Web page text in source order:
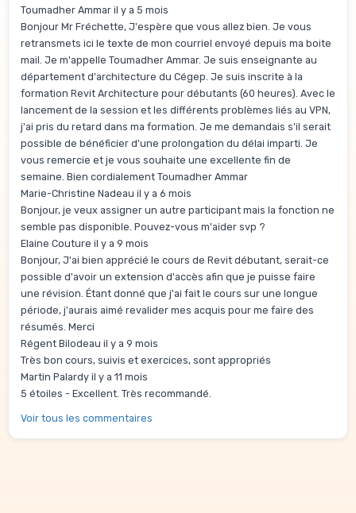
Toumadher Ammar il y a 5 mois
Bonjour Mr Fréchette, J'espère que vous allez bien. Je vous
retransmets ici le texte de mon courriel envoyé depuis ma boite
mail. Je m'appelle Toumadher Ammar. Je suis enseignante au
département d'architecture du Cégep. Je suis inscrite à la
formation Revit Architecture pour débutants (60 heures). Avec le
lancement de la session et les différents problèmes liés au VPN,
j'ai pris du retard dans ma formation. Je me demandais s'il serait
possible de bénéficier d'une prolongation du délai imparti. Je
vous remercie et je vous souhaite une excellente fin de
semaine. Bien cordialement Toumadher Ammar
Marie-Christine Nadeau il y a 6 mois
Bonjour, je veux assigner un autre participant mais la fonction ne
semble pas disponible. Pouvez-vous m'aider svp ?
Elaine Couture il y a 9 mois
Bonjour, J'ai bien apprécié le cours de Revit débutant, serait-ce
possible d'avoir un extension d'accès afin que je puisse faire
une révision. Étant donné que j'ai fait le cours sur une longue
période, j'aurais aimé revalider mes acquis pour me faire des
résumés. Merci
Régent Bilodeau il y a 9 mois
Très bon cours, suivis et exercices, sont appropriés
Martin Palardy il y a 11 mois
5 étoiles - Excellent. Très recommandé.
Voir tous les commentaires